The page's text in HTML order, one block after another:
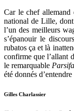
Car le chef allemand
national de Lille,
l’un des meilleurs
s’épanouir le
rubatos ça et là
confirme que l’allant
le remarquable
été donnés
Gilles Charlassier